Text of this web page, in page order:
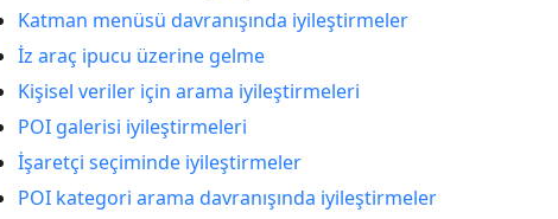
Katman menüsü davranışında iyileştirmeler
İz araç ipucu üzerine gelme
Kişisel veriler için arama iyileştirmeleri
POI galerisi iyileştirmeleri
İşaretçi seçiminde iyileştirmeler
POI kategori arama davranışında iyileştirmeler